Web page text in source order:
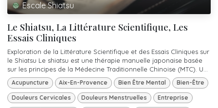
Escale Shiatsu
Le Shiatsu, La Littérature Scientifique, Les
Essais Cliniques
Exploration de la Littérature Scientifique et des Essais Cliniques sur
le Shiatsu Le shiatsu est une thérapie manuelle japonaise basée
sur les principes de la Médecine Traditionnelle Chinoise (MTC). U...
Acupuncture Aix-En-Provence Bien Être Mental Bien-Être
Douleurs Cervicales Douleurs Menstruelles Entreprise